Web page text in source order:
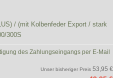
/ (mit Kolbenfeder Export / stark
300S
des Zahlungseingangs per E-Mail
Unser bisheriger Preis 53,95 €